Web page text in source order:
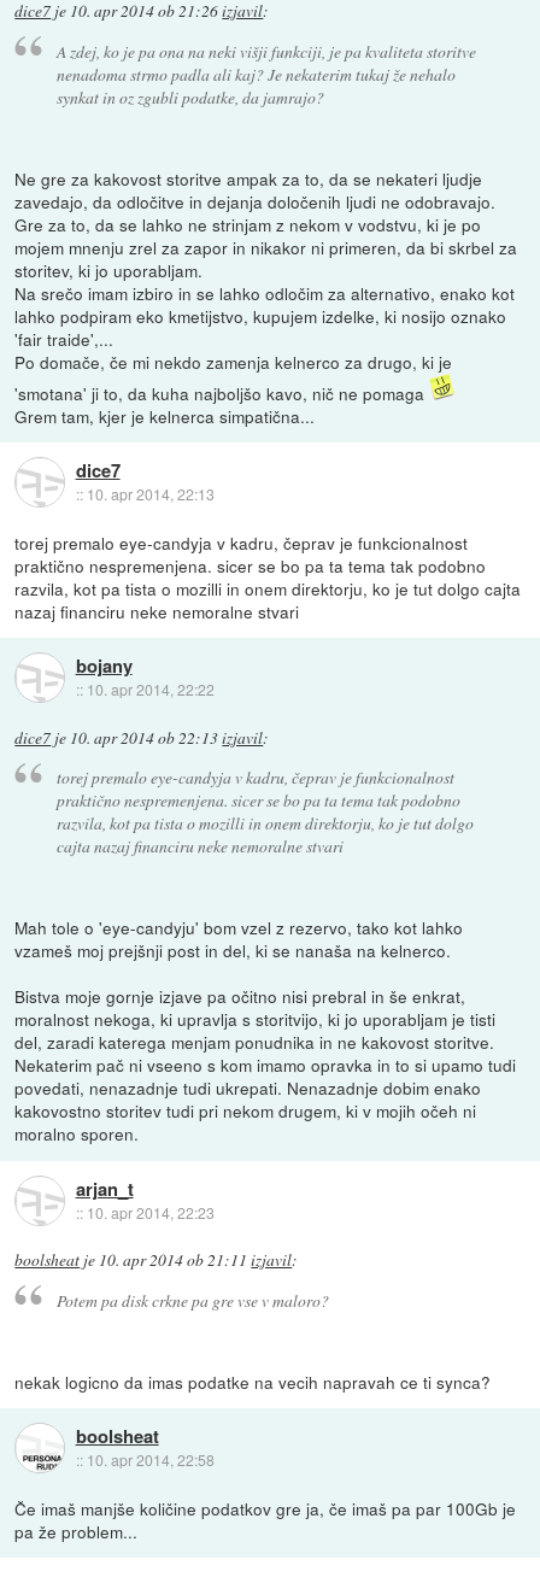
dice7 je 10. apr 2014 ob 21:26izjavil:
A zdej, ko je pa ona na neki višji funkciji, je pa kvaliteta storitve
nenadoma strmo padla ali kaj? Je nekaterim tukaj že nehalo
synkat in oz zgubli podatke, da jamrajo?
Ne gre za kakovost storitve ampak za to, da se nekateri ljudje
zavedajo, da odločitve in dejanja določenih ljudi ne odobravajo.
Gre za to, da se lahko ne strinjam z nekom v vodstvu, ki je po
mojem mnenju zrel za zapor in nikakor ni primeren, da bi skrbel za
storitev, ki jo uporabljam.
Na srečo imam izbiro in se lahko odločim za alternativo, enako kot
lahko podpiram eko kmetijstvo, kupujem izdelke, ki nosijo oznako
'fair traide',...
Po domače, če mi nekdo zamenja kelnerco za drugo, ki je
'smotana' ji to, da kuha najboljšo kavo, nič ne pomaga
Grem tam, kjer je kelnerca simpatična...
dice7
:: 10. apr 2014, 22:13
torej premalo eye-candyja v kadru, čeprav je funkcionalnost
praktično nespremenjena. sicer se bo pa ta tema tak podobno
razvila, kot pa tista o mozilli in onem direktorju, ko je tut dolgo cajta
nazaj financiru neke nemoralne stvari
bojany
:: 10. apr 2014, 22:22
dice7 je 10. apr 2014 ob 22:13izjavil:
torej premalo eye-candyja v kadru, čeprav je funkcionalnost
praktično nespremenjena. sicer se bo pa ta tema tak podobno
razvila, kot pa tista o mozilli in onem direktorju, ko je tut dolgo
cajta nazaj financiru neke nemoralne stvari
Mah tole o 'eye-candyju' bom vzel z rezervo, tako kot lahko
vzameš moj prejšnji post in del, ki se nanaša na kelnerco.
Bistva moje gornje izjave pa očitno nisi prebral in še enkrat,
moralnost nekoga, ki upravlja s storitvijo, ki jo uporabljam je tisti
del, zaradi katerega menjam ponudnika in ne kakovost storitve.
Nekaterim pač ni vseeno s kom imamo opravka in to si upamo tudi
povedati, nenazadnje tudi ukrepati. Nenazadnje dobim enako
kakovostno storitev tudi pri nekom drugem, ki v mojih očeh ni
moralno sporen.
arjan_t
:: 10. apr 2014, 22:23
boolsheat je 10. apr 2014 ob 21:11 izjavil:
Potem pa disk crkne pa gre vse v maloro?
nekak logicno da imas podatke na vecih napravah ce ti synca?
boolsheat
:: 10. apr 2014, 22:58
Če imaš manjše količine podatkov gre ja, če imaš pa par 100Gb je
pa že problem...